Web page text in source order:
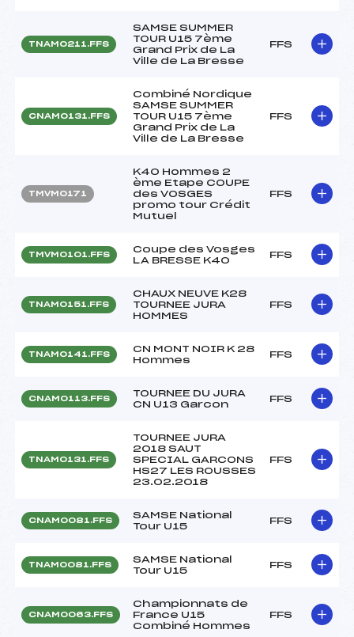
TNAM0211.FFS
SAMSE SUMMER
TOUR U15 7ème
Grand Prix de La
Ville de La Bresse
FFS
CNAM0131.FFS
Combiné Nordique
SAMSE SUMMER
TOUR U15 7ème
Grand Prix de La
Ville de La Bresse
FFS
TMVM0171
K40 Hommes 2
ème Etape COUPE
des VOSGES
promo tour Crédit
Mutuel
FFS
TMVM0101.FFS
Coupe des Vosges
LA BRESSE K40
FFS
TNAM0151.FFS
CHAUX NEUVE K28
TOURNEE JURA
HOMMES
FFS
TNAM0141.FFS
CN MONT NOIR K 28
Hommes
FFS
CNAM0113.FFS
TOURNEE DU JURA
CN U13 Garcon
FFS
TNAM0131.FFS
TOURNEE JURA
2018 SAUT
SPECIAL GARCONS
HS27 LES ROUSSES
23.02.2018
FFS
CNAM0081.FFS
SAMSE National
Tour U15
FFS
TNAM0081.FFS
SAMSE National
Tour U15
FFS
CNAM0063.FFS
Championnats de
France U15
Combiné Hommes
FFS